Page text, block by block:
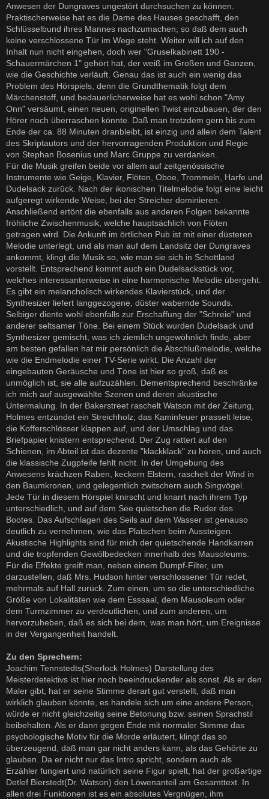
Anwesen der Dungraves ungestört durchsuchen zu können.
Praktischerweise hat es die Dame des Hauses geschafft, den
Schlüsselbund ihres Mannes nachzumachen, so daß dem auch
keine verschlossene Tür im Wege steht. Weiter will ich auf den
Inhalt nun nicht eingehen, doch wer "Gruselkabinett 190 -
Schauermärchen 1" gehört hat, der weiß im Großen und Ganzen,
wie die Geschichte verläuft. Genau das ist auch ein wenig das
Problem des Hörspiels, denn die Grundthematik folgt dem
Märchenstoff, und bedauerlicherweise hat es wohl schon "Amy
Onn" versäumt, einen neuen, originellen Twist einzubauen, der den
Hörer noch überraschen könnte. Daß man trotzdem gern bis zum
Ende der ca. 88 Minuten dranbleibt, ist einzig und allein dem Talent
des Skriptautors und der hervorragenden Produktion und Regie
von Stephan Bosenius und Marc Gruppe zu verdanken.
Für die Musik greifen beide vor allem auf zeitgenössische
Instrumente wie Geige, Klavier, Flöten, Oboe, Trommeln, Harfe und
Dudelsack zurück. Nach der ikonischen Titelmelodie folgt eine leicht
aufgeregt wirkende Weise, bei der Streicher dominieren.
Anschließend ertönt die ebenfalls aus anderen Folgen bekannte
fröhliche Zwischenmusik, welche hauptsächlich von Flöten
getragen wird. Die Ankunft im örtlichen Pub ist mit einer düsteren
Melodie unterlegt, und als man auf dem Landsitz der Dungraves
ankommt, klingt die Musik so, wie man sie sich in Schottland
vorstellt. Entsprechend kommt auch ein Dudelsackstück vor,
welches interessanterweise in eine harmonische Melodie übergeht.
Es gibt ein melancholisch wirkendes Klavierstück, und der
Synthesizer liefert langgezogene, düster wabernde Sounds.
Selbiger diente wohl ebenfalls zur Erschaffung der "Schreie" und
anderer seltsamer Töne. Bei einem Stück wurden Dudelsack und
Synthesizer gemischt, was ich ziemlich ungewöhnlich finde, aber
am besten gefallen hat mir persönlich die Abschlußmelodie, welche
wie die Endmelodie einer TV-Serie wirkt. Die Anzahl der
eingebauten Geräusche und Töne ist hier so groß, daß es
unmöglich ist, sie alle aufzuzählen. Dementsprechend beschränke
ich mich auf ausgewählte Szenen und deren akustische
Untermalung. In der Bakerstreet raschelt Watson mit der Zeitung,
Holmes entzündet ein Streichholz, das Kaminfeuer prasselt leise,
die Kofferschlösser klappen auf, und der Umschlag und das
Briefpapier knistern entsprechend. Der Zug rattert auf den
Schienen, im Abteil ist das dezente "klackklack" zu hören, und auch
die klassische Zugpfeife fehlt nicht. In der Umgebung des
Anwesens krächzen Raben, keckern Elstern, raschelt der Wind in
den Baumkronen, und gelegentlich zwitschern auch Singvögel.
Jede Tür in diesem Hörspiel knirscht und knarrt nach ihrem Typ
unterschiedlich, und auf dem See quietschen die Ruder des
Bootes. Das Aufschlagen des Seils auf dem Wasser ist genauso
deutlich zu vernehmen, wie das Platschen beim Aussteigen.
Akustische Highlights sind für mich der quietschende Handkarren
und die tropfenden Gewölbedecken innerhalb des Mausoleums.
Für die Effekte greift man, neben einem Dumpf-Filter, um
darzustellen, daß Mrs. Hudson hinter verschlossener Tür redet,
mehrmals auf Hall zurück. Zum einen, um so die unterschiedliche
Größe von Lokalitäten wie dem Esssaal, dem Mausoleum oder
dem Turmzimmer zu verdeutlichen, und zum anderen, um
hervorzuheben, daß es sich bei dem, was man hört, um Ereignisse
in der Vergangenheit handelt.
Zu den Sprechern:
Joachim Tennstedts(Sherlock Holmes) Darstellung des
Meisterdetektivs ist hier noch beeindruckender als sonst. Als er den
Maler gibt, hat er seine Stimme derart gut verstellt, daß man
wirklich glauben könnte, es handele sich um eine andere Person,
würde er nicht gleichzeitig seine Betonung bzw. seinen Sprachstil
beibehalten. Als er dann gegen Ende mit normaler Stimme das
psychologische Motiv für die Morde erläutert, klingt das so
überzeugend, daß man gar nicht anders kann, als das Gehörte zu
glauben. Da er nicht nur das Intro spricht, sondern auch als
Erzähler fungiert und natürlich seine Figur spielt, hat der großartige
Detlef Bierstedt(Dr. Watson) den Löwenanteil am Gesamttext. In
allen drei Funktionen ist es ein absolutes Vergnügen, ihm